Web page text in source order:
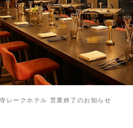
レークホテル 営業終了のお知らせ